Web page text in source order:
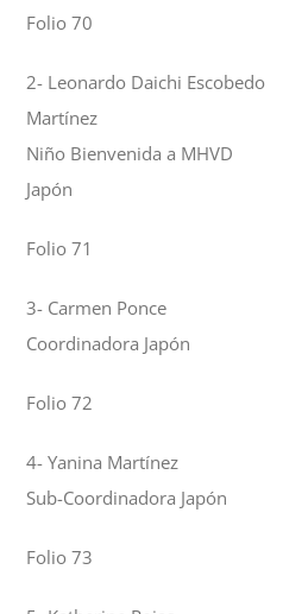
Folio 70
2- Leonardo Daichi Escobedo
Martínez
Niño Bienvenida a MHVD
Japón
Folio 71
3- Carmen Ponce
Coordinadora Japón
Folio 72
4- Yanina Martínez
Sub-Coordinadora Japón
Folio 73